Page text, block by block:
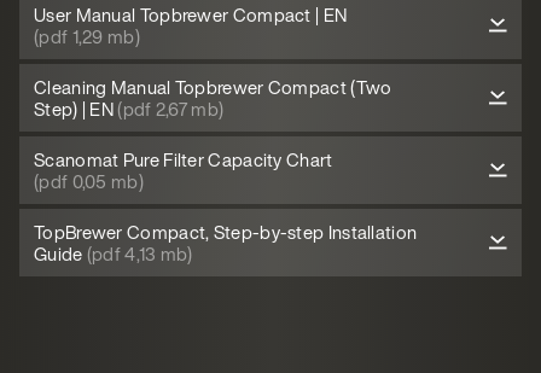
User Manual Topbrewer Compact | EN
(pdf 1,29 mb)
Cleaning Manual Topbrewer Compact (Two
Step) | EN(pdf 2,67 mb)
Scanomat Pure Filter Capacity Chart
(pdf 0,05 mb)
TopBrewer Compact, Step-by-step Installation
Guide (pdf 4,13 mb)